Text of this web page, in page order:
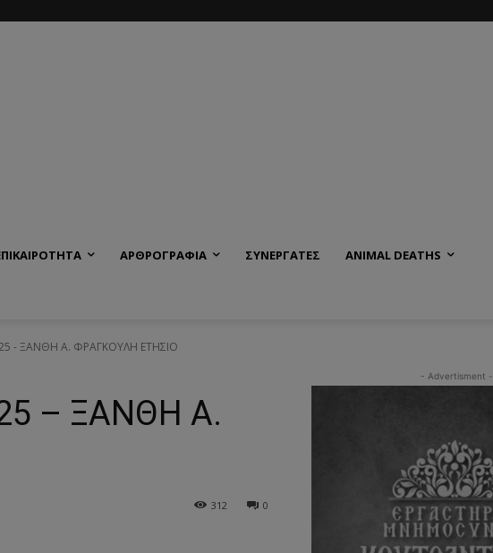
ΑΡΘΡΟΓΡΑΦΙΑ ΣΥΝΕΡΓΑΤΕΣ ANIMAL DEATHS
- ΞΑΝΘΗ Α. ΦΡΑΓΚΟΥΛΗ ΕΤΗΣΙΟ
– ΞΑΝΘΗ Α.
0
312
- Advertisment -